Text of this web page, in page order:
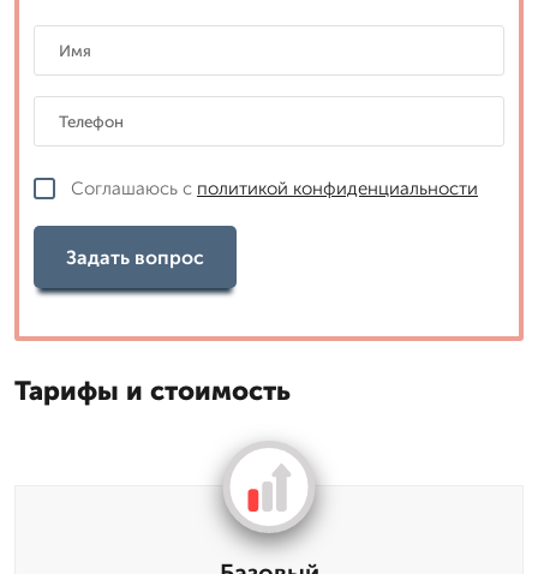
Соглашаюсь с политикой конфиденциальности
Задать вопрос
Тарифы и стоимость